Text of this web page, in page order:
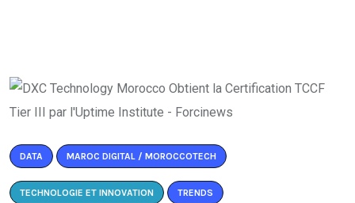
DATA MAROC DIGITAL / MOROCCOTECH
TECHNOLOGIE ET INNOVATION TRENDS